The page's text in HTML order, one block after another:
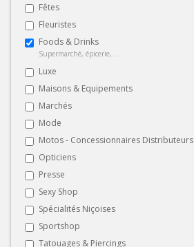
Fêtes
Fleuristes
Foods & Drinks
Supermarché, épicerie, ...
Luxe
Maisons & Equipements
Marchés
Mode
Motos - Concessionnaires Distributeurs
Opticiens
Presse
Sexy Shop
Spécialités Niçoises
Sportshop
Tatouages & Piercings